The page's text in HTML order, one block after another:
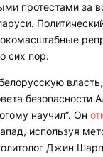
протестами за
сих пор.
безопасности
научил”. Он
используя
Джин